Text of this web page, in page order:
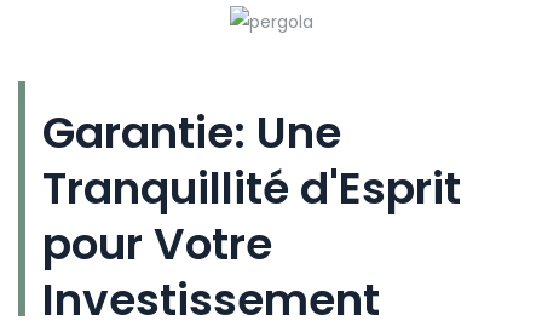
Garantie: Une
Tranquillité d'Esprit
pour Votre
Investissement